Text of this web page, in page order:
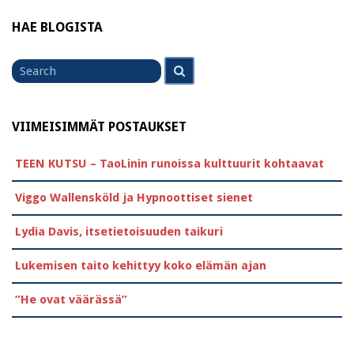
HAE BLOGISTA
Search
for
VIIMEISIMMÄT POSTAUKSET
TEEN KUTSU – TaoLinin runoissa kulttuurit kohtaavat
Viggo Wallensköld ja Hypnoottiset sienet
Lydia Davis, itsetietoisuuden taikuri
Lukemisen taito kehittyy koko elämän ajan
”He ovat väärässä”